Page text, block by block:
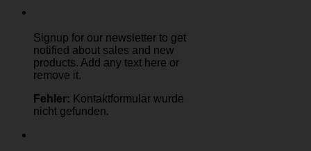
Signup for our newsletter to get
notified about sales and new
products. Add any text here or
remove it.
Fehler: Kontaktformular wurde
nicht gefunden.